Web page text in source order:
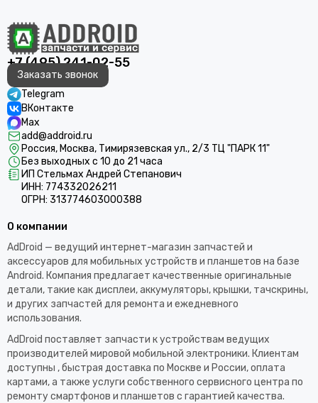
+7 (495) 241-02-55
Заказать звонок
Telegram
ВКонтакте
Max
add@addroid.ru
Россия, Москва, Тимирязевская ул., 2/3 ТЦ "ПАРК 11"
Без выходных с 10 до 21 часа
ИП Стельмах Андрей Степанович
ИНН: 774332026211
ОГРН: 313774603000388
О компании
AdDroid — ведущий интернет-магазин запчастей и
аксессуаров для мобильных устройств и планшетов на базе
Android. Компания предлагает качественные оригинальные
детали, такие как дисплеи, аккумуляторы, крышки, тачскрины,
и других запчастей для ремонта и ежедневного
использования.​
AdDroid поставляет запчасти к устройствам ведущих
производителей мировой мобильной электроники. Клиентам
доступны , быстрая доставка по Москве и России, оплата
картами, а также услуги собственного сервисного центра по
ремонту смартфонов и планшетов с гарантией качества.